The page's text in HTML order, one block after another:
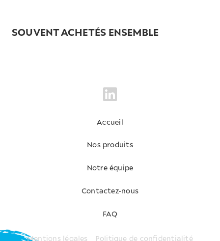
SOUVENT ACHETÉS ENSEMBLE
Accueil
Nos produits
Notre équipe
Contactez-nous
FAQ
Mentions légales Politique de confidentialité